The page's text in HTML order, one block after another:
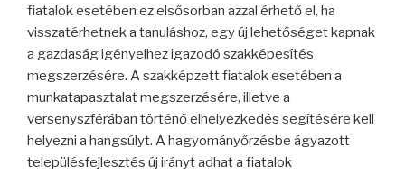
fiatalok esetében ez elsősorban azzal érhető el, ha
visszatérhetnek a tanuláshoz, egy új lehetőséget kapnak
a gazdaság igényeihez igazodó szakképesítés
megszerzésére. A szakképzett fiatalok esetében a
munkatapasztalat megszerzésére, illetve a
versenyszférában történő elhelyezkedés segítésére kell
helyezni a hangsúlyt. A hagyományőrzésbe ágyazott
településfejlesztés új irányt adhat a fiatalok